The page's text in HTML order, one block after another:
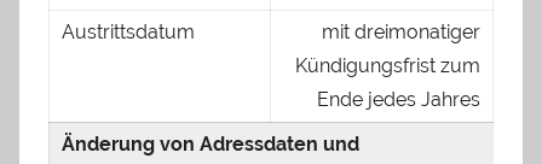
Austrittsdatum
mit dreimonatiger
Kündigungsfrist zum
Ende jedes Jahres
Änderung von Adressdaten und